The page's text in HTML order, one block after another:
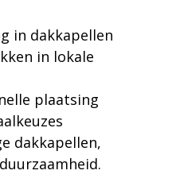
in dakkapellen
in lokale
plaatsing
dakkapellen,